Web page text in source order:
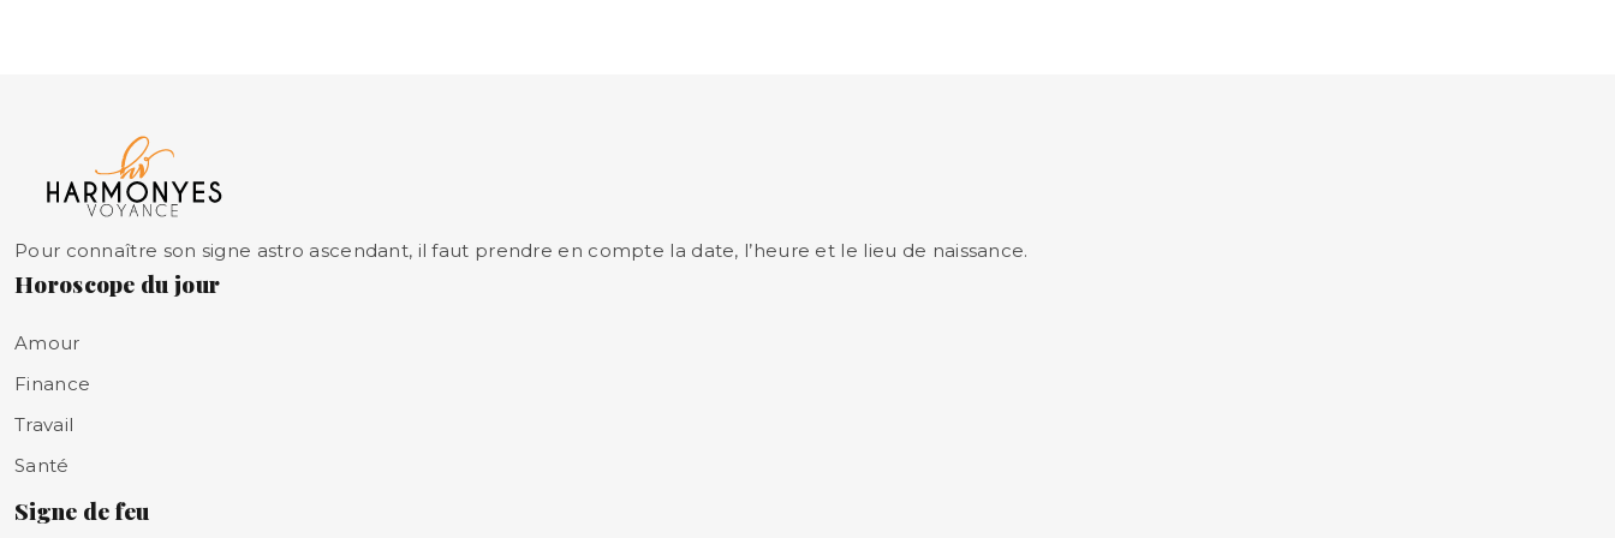
Pour connaître son signe astro ascendant, il faut prendre en compte la date, l’heure et le lieu de naissance.
Horoscope du jour
Amour
Finance
Travail
Santé
Signe de feu